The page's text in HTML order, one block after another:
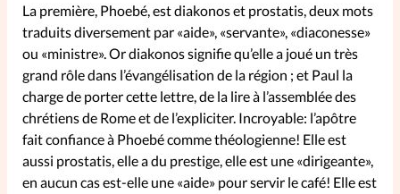
Si(x) simple de...
SpirituElles
Vive la famille
SpirituElles devient Relations
Aujourd’hui!
La première, Phoebé, est diakonos et prostatis, deux mots
traduits diversement par «aide», «servante», «diaconesse»
ou «ministre». Or diakonos signifie qu’elle a joué un très
grand rôle dans l’évangélisation de la région ; et Paul la
charge de porter cette lettre, de la lire à l’assemblée des
chrétiens de Rome et de l’expliciter. Incroyable: l’apôtre
fait confiance à Phoebé comme théologienne! Elle est
aussi prostatis, elle a du prestige, elle est une «dirigeante»,
en aucun cas est-elle une «aide» pour servir le café! Elle est